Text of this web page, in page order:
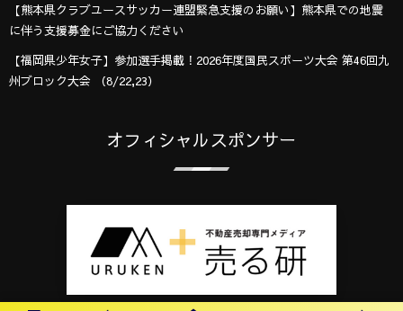
【熊本県クラブユースサッカー連盟緊急支援のお願い】熊本県での地震
に伴う支援募金にご協力ください
【福岡県少年女子】参加選手掲載！2026年度国民スポーツ大会 第46回九
州ブロック大会 （8/22,23）
オフィシャルスポンサー